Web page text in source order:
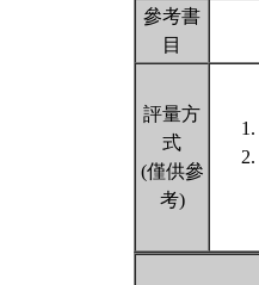
參考書
目
評量方
式
(僅供參
考)